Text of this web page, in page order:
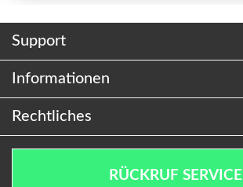
Support
Informationen
Rechtliches
RÜCKRUF SERVICE